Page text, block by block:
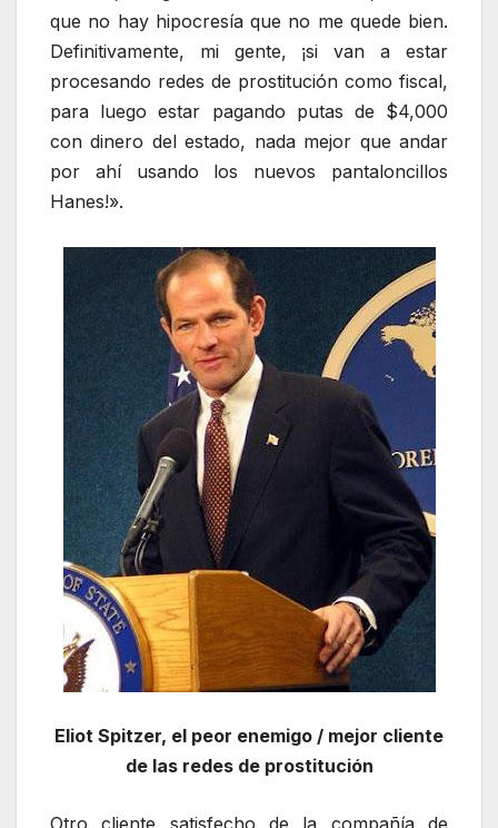
que no hay hipocresía que no me quede bien.
Definitivamente, mi gente, ¡si van a estar
procesando redes de prostitución como fiscal,
para luego estar pagando putas de $4,000
con dinero del estado, nada mejor que andar
por ahí usando los nuevos pantaloncillos
Hanes!».
Eliot Spitzer, el peor enemigo / mejor cliente
de las redes de prostitución